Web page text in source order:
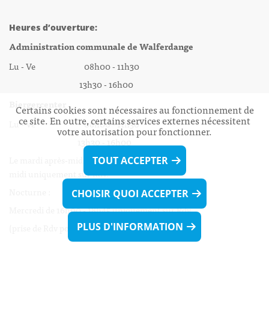
Heures d’ouverture:
Administration communale de Walferdange
Lu - Ve 08h00 - 11h30
13h30 - 16h00
Lu - Ve 08h00 - 11h30
Le mardi après-midi et le vendredi après-
midi uniquement sur Rdv.
Mercredi de 16h00 - 18h45 uniquement sur Rdv
(prise de Rdv possible jusqu'à mardi 11h30).
Certains cookies sont nécessaires au fonctionnement de
ce site. En outre, certains services externes nécessitent
votre autorisation pour fonctionner.
TOUT ACCEPTER
CHOISIR QUOI ACCEPTER
PLUS D'INFORMATION